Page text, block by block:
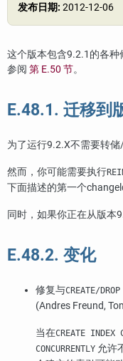
发布日期: 2012-12-06
这个版本包含9.2.1的各种
参阅 第 E.50 节。
E.48.1. 迁移到
为了运行9.2.X不需要转储/
然而，你可能需要执行
下面描述的第一个
同时，如果你正在从版本
E.48.2. 变化
修复与CREATE/
(Andres Freund,
当在CREATE INDEX
CONCURRENTLY 允许